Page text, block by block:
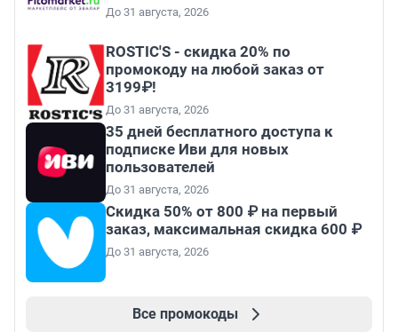
До 31 августа, 2026
ROSTIC'S - скидка 20% по
промокоду на любой заказ от
3199₽!
До 31 августа, 2026
35 дней бесплатного доступа к
подписке Иви для новых
пользователей
До 31 августа, 2026
Скидка 50% от 800 ₽ на первый
заказ, максимальная скидка 600 ₽
До 31 августа, 2026
Все промокоды